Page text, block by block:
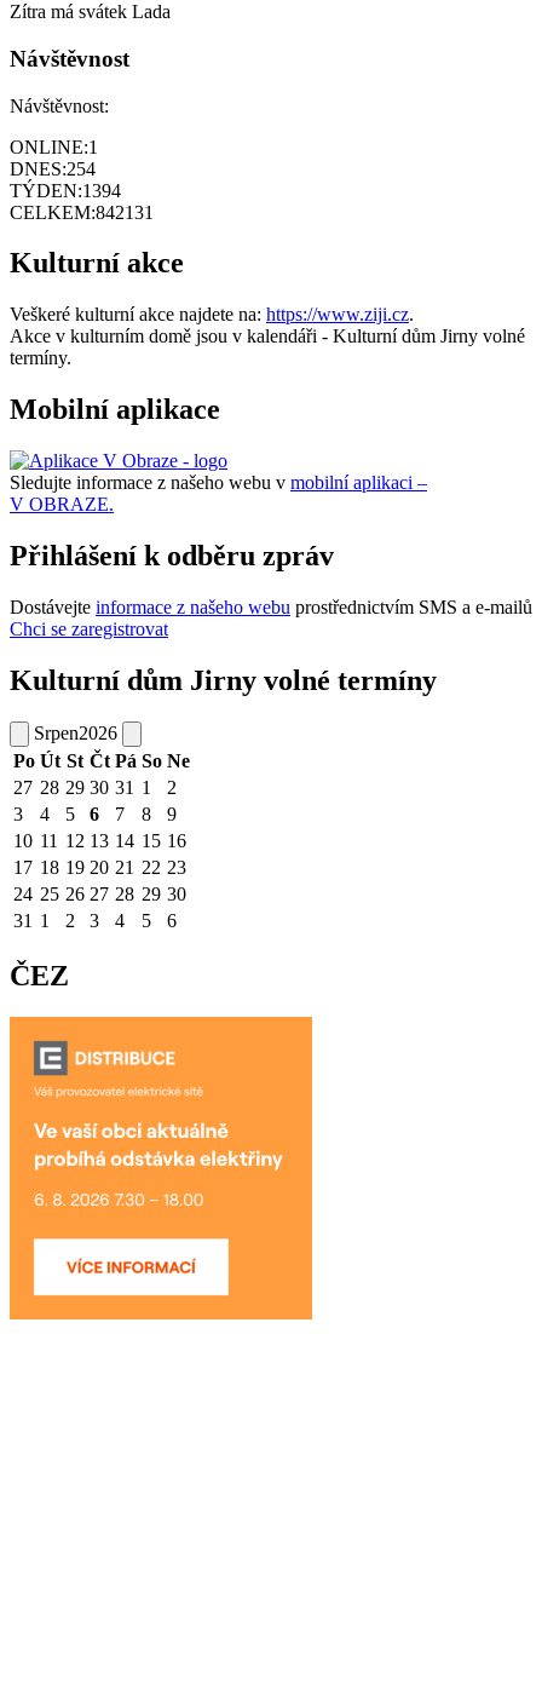
Zítra má svátek Lada
Návštěvnost
Návštěvnost:
ONLINE:1
DNES:254
TÝDEN:1394
CELKEM:842131
Kulturní akce
Veškeré kulturní akce najdete na: https://www.ziji.cz.
Akce v kulturním domě jsou v kalendáři - Kulturní dům Jirny volné
termíny.
Mobilní aplikace
Sledujte informace z našeho webu v mobilní aplikaci –
V OBRAZE.
Přihlášení k odběru zpráv
Dostávejte informace z našeho webu prostřednictvím SMS a e-mailů
Chci se zaregistrovat
Kulturní dům Jirny volné termíny
Srpen2026
Po Út St Čt Pá So Ne
27 28 29 30 31 1
2
3
4 5 6 7 8
9
10 11 12 13 14 15 16
17 18 19 20 21 22 23
24 25 26 27 28 29 30
31 1 2 3 4 5 6
ČEZ